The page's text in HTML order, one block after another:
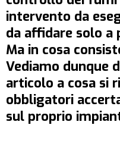
intervento da
da affidare solo a
Ma in cosa
Vediamo dunque
articolo a cosa si
obbligatori
sul proprio